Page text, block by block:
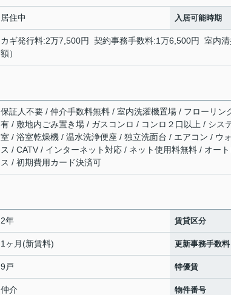
居住中 入居可能時期
カギ発行料:2万7,500円 契約事務手数料:1万6,500円 室内
額）
保証人不要 / 仲介手数料無料 / 室内洗濯機置場 / フローリ
有 / 敷地内ごみ置き場 / ガスコンロ / コンロ２口以上 / シス
室 / 浴室乾燥機 / 温水洗浄便座 / 独立洗面台 / エアコン / ウ
ス / CATV / インターネット対応 / ネット使用料無料 / オー
ス / 初期費用カード決済可
2年 賃貸区分
1ヶ月(新賃料) 更新事務手数料
9戸 特優賃
仲介 物件番号